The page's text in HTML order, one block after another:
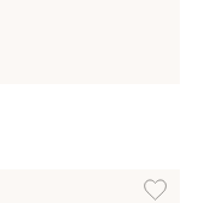
i dessa färger:
Lägg